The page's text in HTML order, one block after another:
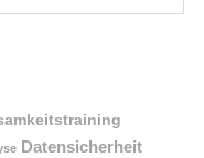
Datensicherheit